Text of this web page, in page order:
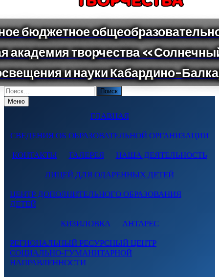
Поиск
по:Меню
ГЛАВНАЯ
СВЕДЕНИЯ ОБ ОБРАЗОВАТЕЛЬНОЙ ОРГАНИЗАЦИИ
КОНТАКТЫ ГАЛЕРЕЯ НАША ДЕЯТЕЛЬНОСТЬ
ЛИЦЕЙ ДЛЯ ОДАРЕННЫХ ДЕТЕЙ
ЦЕНТР ДОПОЛНИТЕЛЬНОГО ОБРАЗОВАНИЯ
ДЕТЕЙ
КИЗИЛОВКА АНТАРЕС
РЕГИОНАЛЬНЫЙ РЕСУРСНЫЙ ЦЕНТР
СОЦИАЛЬНО-ГУМАНИТАРНОЙ
НАПРАВЛЕННОСТИ